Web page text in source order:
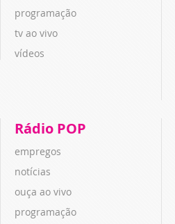
programação
tv ao vivo
vídeos
Rádio POP
empregos
notícias
ouça ao vivo
programação